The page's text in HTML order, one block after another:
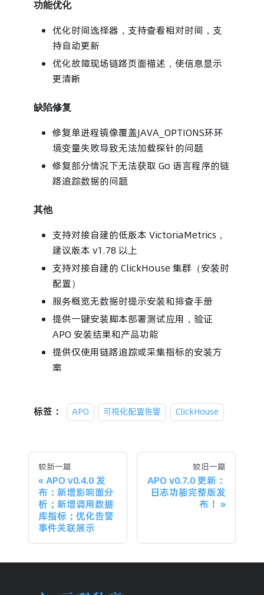
功能优化
优化时间选择器，支持查看相对时间，支
持自动更新
优化故障现场链路页面描述，使信息显示
更清晰
缺陷修复
修复单进程镜像覆盖JAVA_OPTIONS环环
境变量失败导致无法加载探针的问题
修复部分情况下无法获取 Go 语言程序的链
路追踪数据的问题
其他
支持对接自建的低版本 VictoriaMetrics，
建议版本 v1.78 以上
支持对接自建的 ClickHouse 集群（安装时
配置）
服务概览无数据时提示安装和排查手册
提供一键安装脚本部署测试应用，验证
APO 安装结果和产品功能
提供仅使用链路追踪或采集指标的安装方
案
标签： APO 可视化配置告警 ClickHouse
较新一篇
APO v0.4.0 发
布：新增影响面分
析；新增调用数据
库指标；优化告警
事件关联展示
较旧一篇
APO v0.7.0 更新：
日志功能完整版发
布！